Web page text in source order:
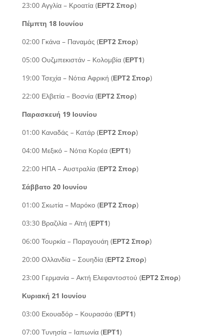
23:00 Αγγλία – Κροατία (ΕΡΤ2 Σπορ)
Πέμπτη 18 Ιουνίου
02:00 Γκάνα – Παναμάς (ΕΡΤ2 Σπορ)
05:00 Ουζμπεκιστάν – Κολομβία (ΕΡΤ1)
19:00 Τσεχία – Νότια Αφρική (ΕΡΤ2 Σπορ)
22:00 Ελβετία – Βοσνία (ΕΡΤ2 Σπορ)
Παρασκευή 19 Ιουνίου
01:00 Καναδάς – Κατάρ (ΕΡΤ2 Σπορ)
04:00 Μεξικό – Νότια Κορέα (ΕΡΤ1)
22:00 ΗΠΑ – Αυστραλία (ΕΡΤ2 Σπορ)
Σάββατο 20 Ιουνίου
01:00 Σκωτία – Μαρόκο (ΕΡΤ2 Σπορ)
03:30 Βραζιλία – Αϊτή (ΕΡΤ1)
06:00 Τουρκία – Παραγουάη (ΕΡΤ2 Σπορ)
20:00 Ολλανδία – Σουηδία (ΕΡΤ2 Σπορ)
23:00 Γερμανία – Ακτή Ελεφαντοστού (ΕΡΤ2 Σπορ)
Κυριακή 21 Ιουνίου
03:00 Εκουαδόρ – Κουρασάο (ΕΡΤ1)
07:00 Τυνησία – Ιαπωνία (ΕΡΤ1)